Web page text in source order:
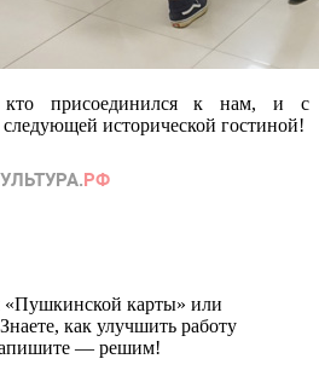
присоединился к нам, и с
исторической гостиной!
карты» или
как улучшить работу
— решим!